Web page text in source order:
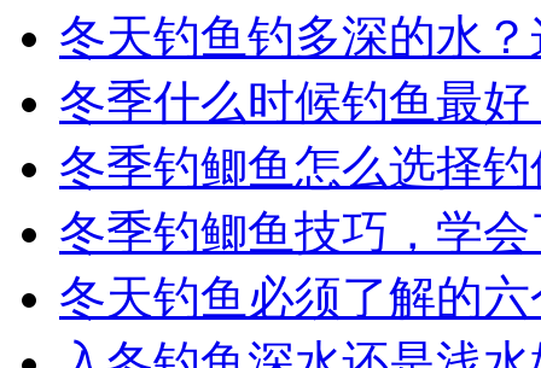
冬天钓鱼钓多深的水
冬季什么时候钓鱼最好
冬季钓鲫鱼怎么选择
冬季钓鲫鱼技巧，学
冬天钓鱼必须了解的